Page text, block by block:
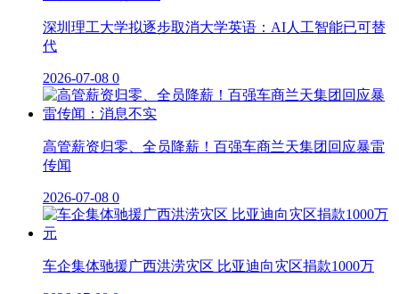
深圳理工大学拟逐步取消大学英语：AI人工智能已可替
代
2026-07-08 0
高管薪资归零、全员降薪！百强车商兰天集团回应暴雷
传闻
2026-07-08 0
车企集体驰援广西洪涝灾区 比亚迪向灾区捐款1000万